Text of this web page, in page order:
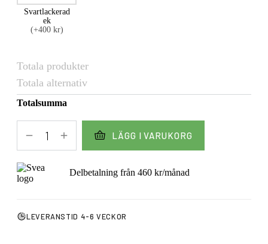
Svartlackerad
ek
(+400 kr)
Totala produkter
Totala alternativ
Totalsumma
LÄGG I VARUKORG
Delbetalning från 460 kr/månad
LEVERANSTID 4-6 VECKOR